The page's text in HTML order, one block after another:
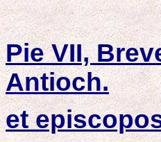
Pie VII,
Antioch.
et